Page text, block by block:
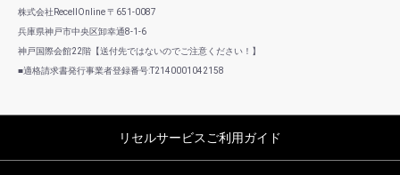
株式会社RecellOnline 〒651-0087
兵庫県神戸市中央区卸幸通8-1-6
神戸国際会館22階【送付先ではないのでご注意ください！】
■適格請求書発行事業者登録番号:T2140001042158
リセルサービスご利用ガイド